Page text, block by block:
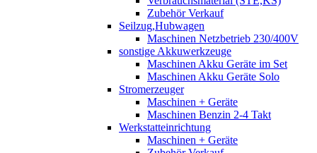
Zubehör Verkauf
Seilzug,Hubwagen
Maschinen Netzbetrieb 230/400V
sonstige Akkuwerkzeuge
Maschinen Akku Geräte im Set
Maschinen Akku Geräte Solo
Stromerzeuger
Maschinen + Geräte
Maschinen Benzin 2-4 Takt
Werkstatteinrichtung
Maschinen + Geräte